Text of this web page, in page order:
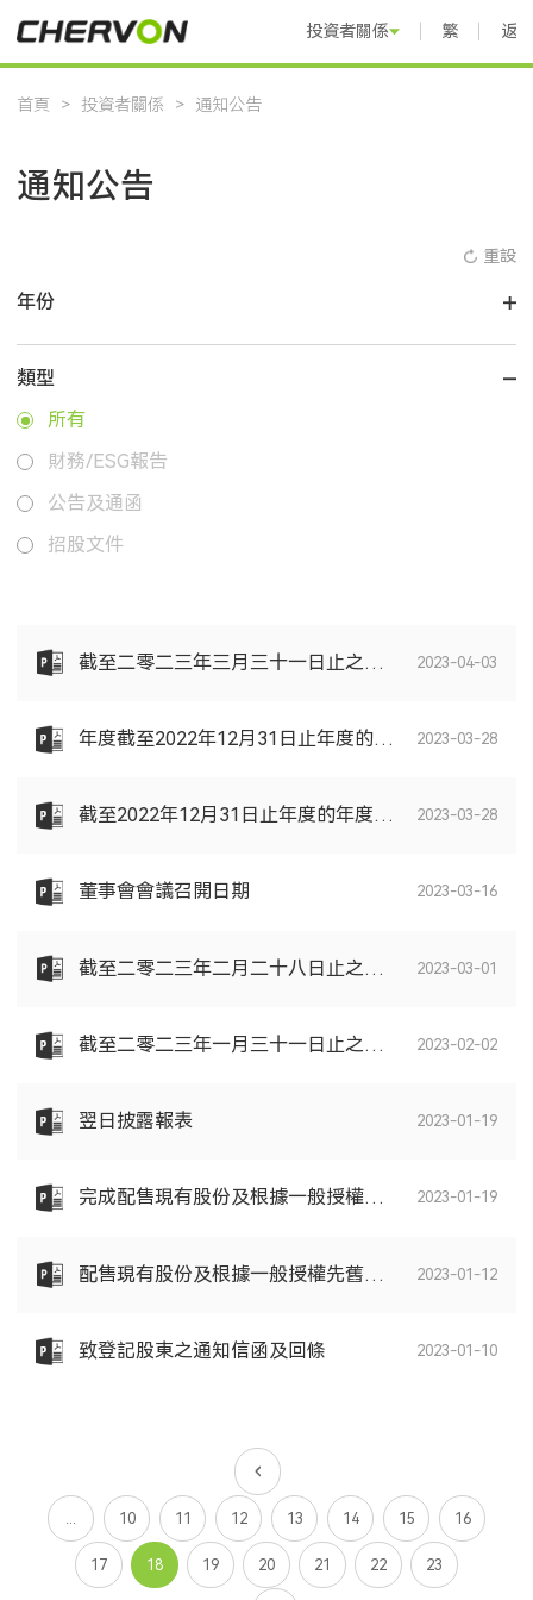
投資者關係 繁體中文返
首頁 > 投資者關係 > 通知公告
通知公告
重設
年份
類型
所有
財務/ESG報告
公告及通函
招股文件
截至二零二三年三月三十一日止之股份發行人的證券變動月報表 2023-04-03
年度截至2022年12月31日止年度的末期股息 2023-03-28
截至2022年12月31日止年度的年度業績公告 2023-03-28
董事會會議召開日期 2023-03-16
截至二零二三年二月二十八日止之股份發行人的證券變動月報表 2023-03-01
截至二零二三年一月三十一日止之股份發行人的證券變動月報表 2023-02-02
翌日披露報表 2023-01-19
完成配售現有股份及根據一般授權先舊後新認購新股份 2023-01-19
配售現有股份及根據一般授權先舊後新認購新股份 2023-01-12
致登記股東之通知信函及回條 2023-01-10
10 11 12 13 14 15 16
17 18 19 20 21 22 23